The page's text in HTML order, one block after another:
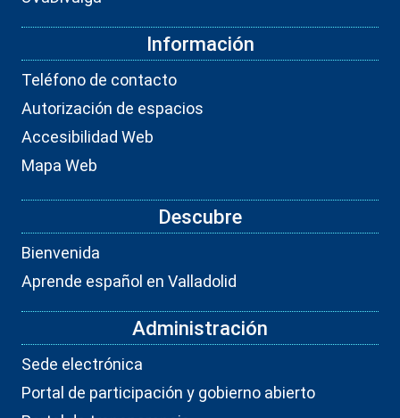
Información
Teléfono de contacto
Autorización de espacios
Accesibilidad Web
Mapa Web
Descubre
Bienvenida
Aprende español en Valladolid
Administración
Sede electrónica
Portal de participación y gobierno abierto